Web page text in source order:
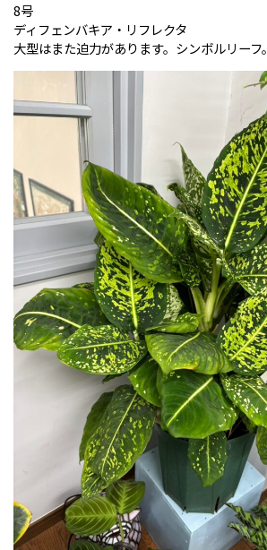
8号
ディフェンバキア・リフレクタ
大型はまた迫力があります。シンボルリーフ。